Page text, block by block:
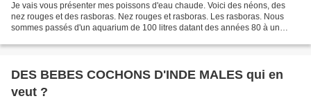
Je vais vous présenter mes poissons d'eau chaude. Voici des néons, des
nez rouges et des rasboras. Nez rouges et rasboras. Les rasboras. Nous
sommes passés d'un aquarium de 100 litres datant des années 80 à un
DES BEBES COCHONS D'INDE MALES qui en
veut ?